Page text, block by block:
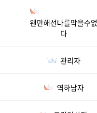
왠만해선나를막을수없
다
관리자
역하남자